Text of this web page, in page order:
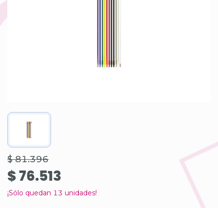
¡Sólo quedan 13 unidades!
$ 81.396
$ 76.513